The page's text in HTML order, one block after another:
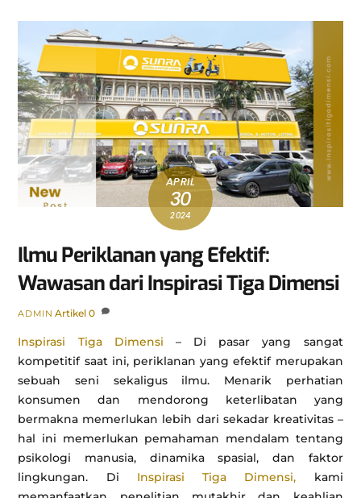
APRIL
30
2024
Ilmu Periklanan yang Efektif:
Wawasan dari Inspirasi Tiga Dimensi
ADMIN Artikel 0
Inspirasi Tiga Dimensi – Di pasar yang sangat
kompetitif saat ini, periklanan yang efektif merupakan
sebuah seni sekaligus ilmu. Menarik perhatian
konsumen dan mendorong keterlibatan yang
bermakna memerlukan lebih dari sekadar kreativitas –
hal ini memerlukan pemahaman mendalam tentang
psikologi manusia, dinamika spasial, dan faktor
lingkungan. Di Inspirasi Tiga Dimensi, kami